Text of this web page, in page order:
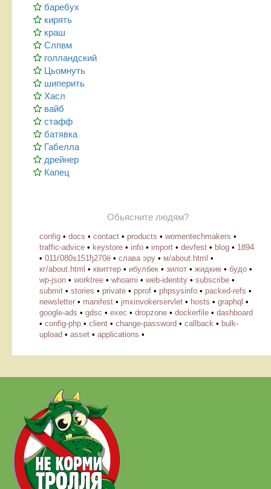
баребух
кирять
краш
Слпвм
голландский
Цьомнуть
шиперить
Хасл
вайб
стафф
батявка
Габелла
дрейнер
Капец
Обьясните людям?
config • docs • contact • products • womentechmakers •
traffic-advice • keystore • info • import • devfest • blog • 1894
• 011ѓ080ѕ151ђ270ё • слава эру • м/about.html •
кг/about.html • квиттер • ибулбек • зилот • жидкие • будо •
wp-json • worktree • whoami • web-identity • subscribe •
submit • stories • private • pprof • phpsysinfo • packed-refs •
newsletter • manifest • jmxinvokerservlet • hosts • graphql •
google-ads • gdsc • exec • dropzone • dockerfile • dashboard
• config-php • client • change-password • callback • bulk-
upload • asset • applications •